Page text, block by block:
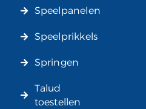
Speelpanelen
Speelprikkels
Springen
Talud
toestellen